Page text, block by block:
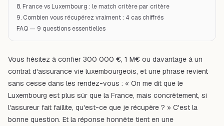
8. France vs Luxembourg : le match critère par critère
9. Combien vous récupérez vraiment : 4 cas chiffrés
FAQ — 9 questions essentielles
Vous hésitez à confier 300 000 €, 1 M€ ou davantage à un
contrat d'assurance vie luxembourgeois, et une phrase revient
sans cesse dans les rendez-vous : « On me dit que le
Luxembourg est plus sûr que la France, mais concrètement, si
l'assureur fait faillite, qu'est-ce que je récupère ? » C'est la
bonne question. Et la réponse honnête tient en une